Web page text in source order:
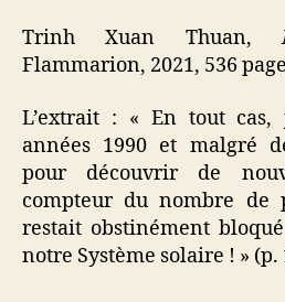
Trinh Xuan Thuan,
Flammarion, 2021, 536
L’extrait : « En tout cas,
années 1990 et malgré
pour découvrir de
compteur du nombre de
restait obstinément
notre Système solaire ! » (p.